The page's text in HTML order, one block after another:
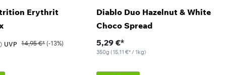
Erythrit
UVP 14,95 €* (-13%)
Diablo Duo Hazelnut & White
Choco Spread
5,29 €*
350g (15,11 €* / 1kg)